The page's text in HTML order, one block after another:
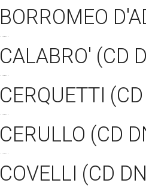
BORROMEO
CALABRO' (CD
CERQUETTI
CERULLO (CD
COVELLI (CD